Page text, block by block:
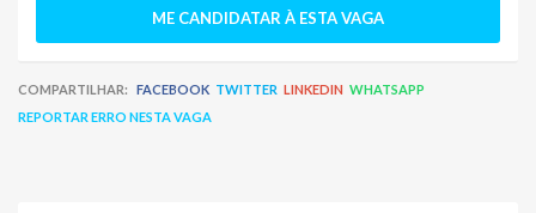
ME CANDIDATAR À ESTA VAGA
COMPARTILHAR: FACEBOOK TWITTER LINKEDIN WHATSAPP
REPORTAR ERRO NESTA VAGA